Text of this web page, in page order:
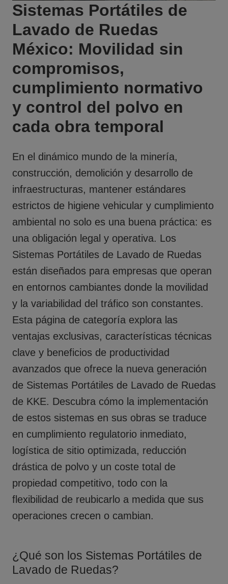
Sistemas Portátiles de
Lavado de Ruedas
México: Movilidad sin
compromisos,
cumplimiento normativo
y control del polvo en
cada obra temporal
En el dinámico mundo de la minería,
construcción, demolición y desarrollo de
infraestructuras, mantener estándares
estrictos de higiene vehicular y cumplimiento
ambiental no solo es una buena práctica: es
una obligación legal y operativa. Los
Sistemas Portátiles de Lavado de Ruedas
están diseñados para empresas que operan
en entornos cambiantes donde la movilidad
y la variabilidad del tráfico son constantes.
Esta página de categoría explora las
ventajas exclusivas, características técnicas
clave y beneficios de productividad
avanzados que ofrece la nueva generación
de Sistemas Portátiles de Lavado de Ruedas
de KKE. Descubra cómo la implementación
de estos sistemas en sus obras se traduce
en cumplimiento regulatorio inmediato,
logística de sitio optimizada, reducción
drástica de polvo y un coste total de
propiedad competitivo, todo con la
flexibilidad de reubicarlo a medida que sus
operaciones crecen o cambian.
¿Qué son los Sistemas Portátiles de
Lavado de Ruedas?